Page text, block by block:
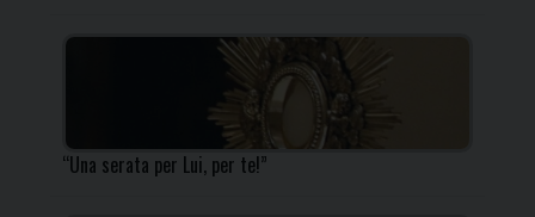
“Una serata per Lui, per te!”